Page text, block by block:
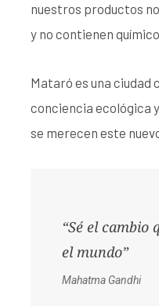
nuestros productos
y no contienen
Mataró es una ciudad
conciencia ecológica
se merecen este
“Sé el cambio
el mundo”
Mahatma Gandhi